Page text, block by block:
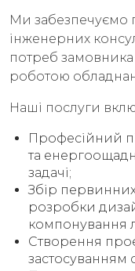
Ми забезпечуємо
інженерних
потреб
роботою
Наші послуги
Професійний
та
задачі;
Збір
розробки
компонування
Створення
застосуванням